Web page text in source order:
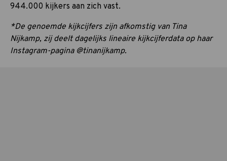
944.000 kijkers aan zich vast.
*De genoemde kijkcijfers zijn afkomstig van Tina
Nijkamp, zij deelt dagelijks lineaire kijkcijferdata op haar
Instagram-pagina @tinanijkamp.